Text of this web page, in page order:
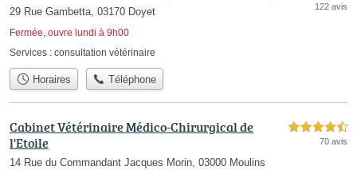
29 Rue Gambetta, 03170 Doyet
Fermée, ouvre lundi à 9h00
122 avis
Services : consultation vétérinaire
Horaires Téléphone
Cabinet Vétérinaire Médico-Chirurgical de
l'Etoile
14 Rue du Commandant Jacques Morin, 03000 Moulins
4,5 étoiles sur 5
70 avis